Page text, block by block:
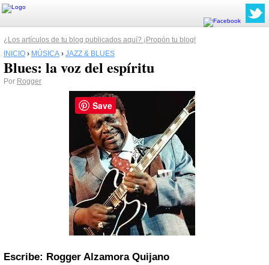
¿Los artículos de tu blog publicados aquí? ¡Propón tu blog!
INICIO › MÚSICA › JAZZ & BLUES
Blues: la voz del espíritu
Por Rogger
Escribe: Rogger Alzamora Quijano
Save